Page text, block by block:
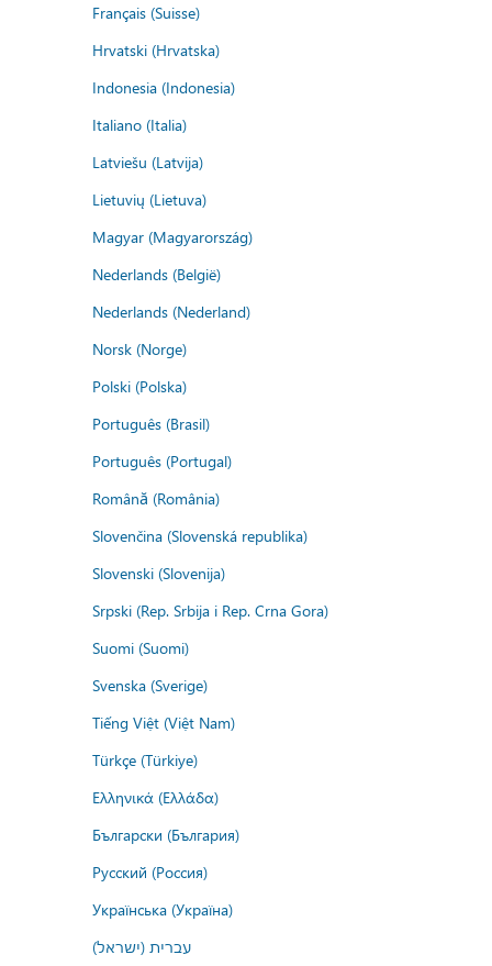
Français (Suisse)
Hrvatski (Hrvatska)
Indonesia (Indonesia)
Italiano (Italia)
Latviešu (Latvija)
Lietuvių (Lietuva)
Magyar (Magyarország)
Nederlands (België)
Nederlands (Nederland)
Norsk (Norge)
Polski (Polska)
Português (Brasil)
Português (Portugal)
Română (România)
Slovenčina (Slovenská republika)
Slovenski (Slovenija)
Srpski (Rep. Srbija i Rep. Crna Gora)
Suomi (Suomi)
Svenska (Sverige)
Tiếng Việt (Việt Nam)
Türkçe (Türkiye)
Ελληνικά (Ελλάδα)
Български (България)
Русский (Россия)
Українська (Україна)
עברית (ישראל)